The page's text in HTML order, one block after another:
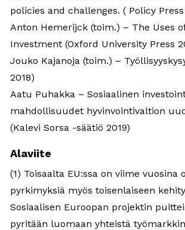
policies and challenges. ( Policy Press
Anton Hemerijck (toim.) – The Uses
Investment (Oxford University Press
Jouko Kajanoja (toim.) –
2018)
Aatu Puhakka – Sosiaalinen
mahdollisuudet hyvinvointivaltion
(Kalevi Sorsa -säätiö 2019)
Alaviite
(1) Toisaalta EU:ssa on viime vuosina
pyrkimyksiä myös toisenlaiseen
Sosiaalisen Euroopan projektin
pyritään luomaan yhteistä